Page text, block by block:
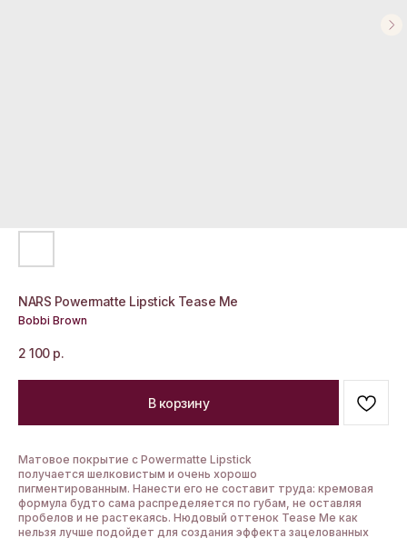
NARS Powermatte Lipstick Tease Me
Bobbi Brown
2 100 р.
В корзину
Матовое покрытие с Powermatte Lipstick
получается шелковистым и очень хорошо
пигментированным. Нанести его не составит труда: кремовая
формула будто сама распределяется по губам, не оставляя
пробелов и не растекаясь. Нюдовый оттенок Tease Me как
нельзя лучше подойдет для создания эффекта зацелованных